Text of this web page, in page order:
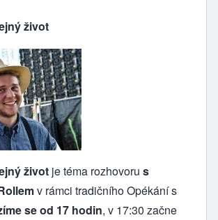
život
život je téma rozhovoru s
v rámci tradičního Opékání s
se od 17 hodin, v 17:30 začne